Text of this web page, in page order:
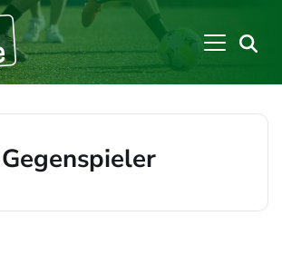
Gegenspieler